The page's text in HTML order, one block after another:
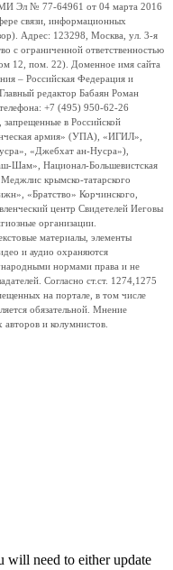
Эл № 77-64961 от 04 марта 2016
связи, информационных
Адрес: 123298, Москва, ул. 3-я
с ограниченной ответственностью
12, пом. 22). Доменное имя сайта
– Российская Федерация и
редактор Бабаян Роман
+7 (495) 950-62-26
запрещенные в Российской
армия» (УПА), «ИГИЛ»,
«Джебхат ан-Нусра»),
Шам», Национал-Большевистская
крымско-татарского
«Братство» Корчинского,
центр Свидетелей Иеговы
организации.
материалы, элементы
и аудио охраняются
нормами права и не
Согласно ст.ст. 1274,1275
на портале, в том числе
обязательной. Мнение
и колумнистов.
will need to either update